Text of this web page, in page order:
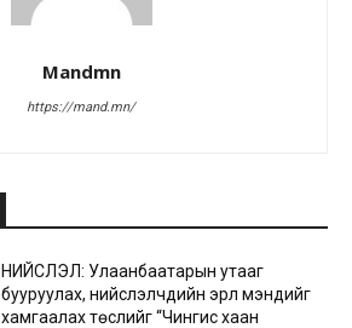
Mandmn
https://mand.mn/
НИЙСЛЭЛ: Улаанбаатарын утааг
бууруулах, нийслэлчүүдийн эрүүл мэндийг
хамгаалах төслийг “Чингис хаан